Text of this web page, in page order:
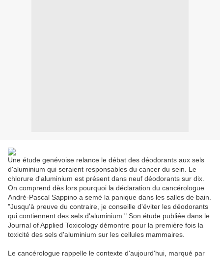
Une étude genévoise relance le débat des déodorants aux sels
d'aluminium qui seraient responsables du cancer du sein. Le
chlorure d'aluminium est présent dans neuf déodorants sur dix.
On comprend dès lors pourquoi la déclaration du cancérologue
André-Pascal Sappino a semé la panique dans les salles de bain.
"Jusqu'à preuve du contraire, je conseille d'éviter les déodorants
qui contiennent des sels d'aluminium." Son étude publiée dans le
Journal of Applied Toxicology démontre pour la première fois la
toxicité des sels d'aluminium sur les cellules mammaires.
Le cancérologue rappelle le contexte d'aujourd'hui, marqué par